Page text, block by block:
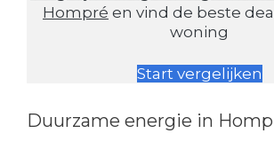
Hompré en vind de beste
woning
Start vergelijken
Duurzame energie in